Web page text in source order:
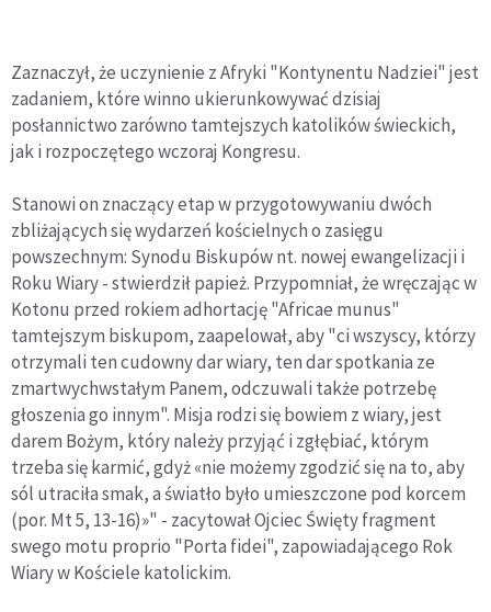
Zaznaczył, że uczynienie z Afryki "Kontynentu Nadziei" jest
zadaniem, które winno ukierunkowywać dzisiaj
posłannictwo zarówno tamtejszych katolików świeckich,
jak i rozpoczętego wczoraj Kongresu.
Stanowi on znaczący etap w przygotowywaniu dwóch
zbliżających się wydarzeń kościelnych o zasięgu
powszechnym: Synodu Biskupów nt. nowej ewangelizacji i
Roku Wiary - stwierdził papież. Przypomniał, że wręczając w
Kotonu przed rokiem adhortację "Africae munus"
tamtejszym biskupom, zaapelował, aby "ci wszyscy, którzy
otrzymali ten cudowny dar wiary, ten dar spotkania ze
zmartwychwstałym Panem, odczuwali także potrzebę
głoszenia go innym". Misja rodzi się bowiem z wiary, jest
darem Bożym, który należy przyjąć i zgłębiać, którym
trzeba się karmić, gdyż «nie możemy zgodzić się na to, aby
sól utraciła smak, a światło było umieszczone pod korcem
(por. Mt 5, 13-16)»" - zacytował Ojciec Święty fragment
swego motu proprio "Porta fidei", zapowiadającego Rok
Wiary w Kościele katolickim.